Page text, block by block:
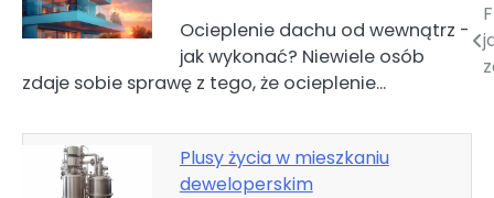
Ocieplenie dachu od wewnątrz -
jak wykonać? Niewiele osób
zdaje sobie sprawę z tego, że ocieplenie…
Plusy życia w mieszkaniu
deweloperskim
Nawigacja